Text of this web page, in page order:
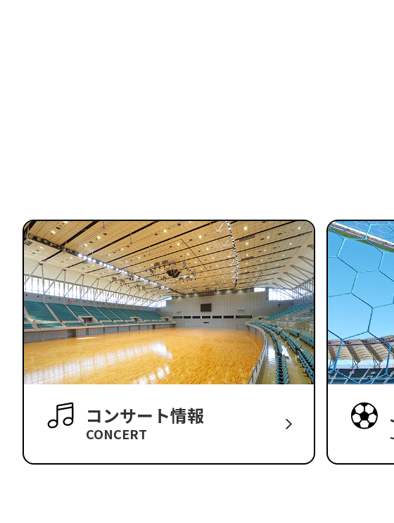
コンサート情報
CONCERT